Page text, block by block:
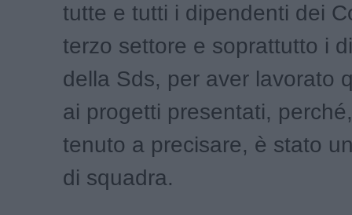
tutte e tutti i dipendenti dei
terzo settore e soprattutto i
della Sds, per aver lavorato
ai progetti presentati,
tenuto a precisare, è stato
di squadra.